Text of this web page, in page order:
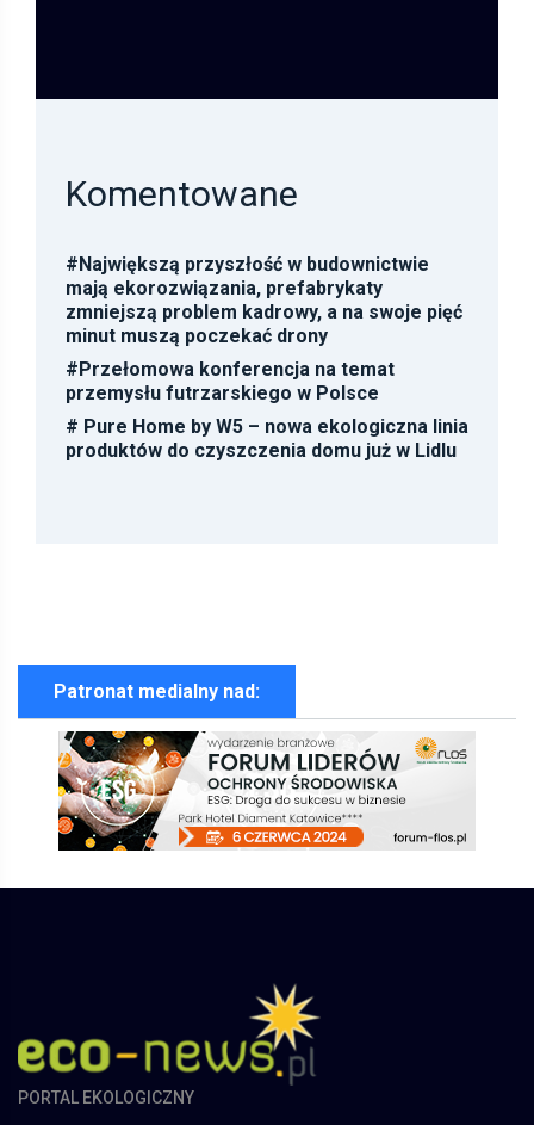
Komentowane
#Największą przyszłość w budownictwie
mają ekorozwiązania, prefabrykaty
zmniejszą problem kadrowy, a na swoje pięć
minut muszą poczekać drony
#Przełomowa konferencja na temat
przemysłu futrzarskiego w Polsce
# Pure Home by W5 – nowa ekologiczna linia
produktów do czyszczenia domu już w Lidlu
Patronat medialny nad:
PORTAL EKOLOGICZNY